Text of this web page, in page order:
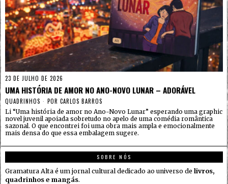
23 DE JULHO DE 2026
UMA HISTÓRIA DE AMOR NO ANO-NOVO LUNAR – ADORÁVEL
QUADRINHOS POR CARLOS BARROS
Li “Uma história de amor no Ano-Novo Lunar” esperando uma graphic
novel juvenil apoiada sobretudo no apelo de uma comédia romântica
sazonal. O que encontrei foi uma obra mais ampla e emocionalmente
mais densa do que essa embalagem sugere.
SOBRE NÓS
Gramatura Alta é um jornal cultural dedicado ao universo de livros,
quadrinhos e mangás.